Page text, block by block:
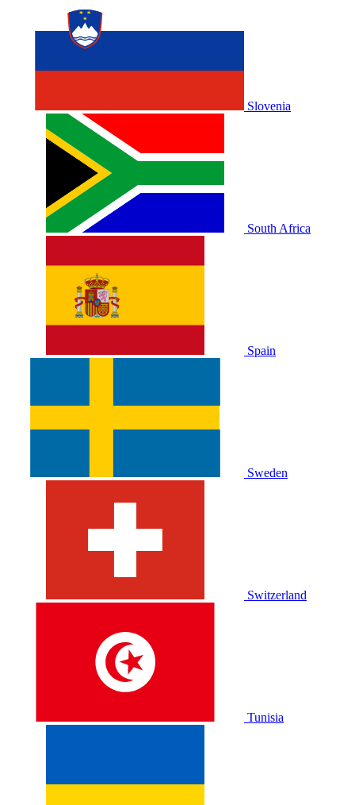
Slovenia
South Africa
Spain
Sweden
Switzerland
Tunisia